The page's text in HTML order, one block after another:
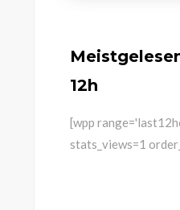
12h
[wpp
stats_views=1